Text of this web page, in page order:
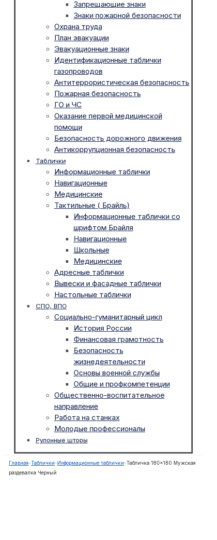
Запрещающие знаки
Знаки пожарной безопасности
Охрана труда
План эвакуации
Эвакуационные знаки
Идентификационные таблички
газопроводов
Антитеррористическая безопасность
Пожарная безопасность
ГО и ЧС
Оказание первой медицинской
помощи
Безопасность дорожного движения
Антикоррупционная безопасность
Таблички
Информационные таблички
Навигационные
Медицинские
Тактильные ( Брайль)
Информационные таблички со
шрифтом Брайля
Навигационные
Школьные
Медицинские
Адресные таблички
Вывески и фасадные таблички
Настольные таблички
СПО, ВПО
Социально-гуманитарный цикл
История России
Финансовая грамотность
Безопасность
жизнедеятельности
Основы военной службы
Общие и профкомпетенции
Общественно-воспитательное
направление
Работа на станках
Молодые профессионалы
Рулонные шторы
Главная-Таблички- Информационные таблички-Табличка 180×180 Мужская
раздевалка Черный